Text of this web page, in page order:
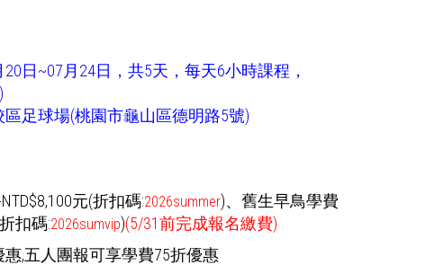
日~07月24日，共5天，每天6小時課程，
足球場(桃園市龜山區德明路5號)
元(折扣碼:2026summer)、舊生早鳥學費
扣碼:2026sumvip)(5/31前完成報名繳費)
,五人團報可享學費75折優惠